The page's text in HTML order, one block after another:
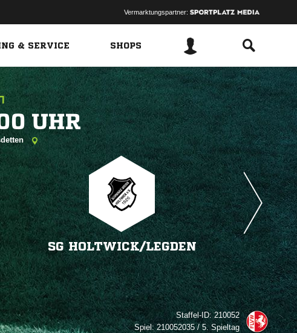
Vermarktungspartner:
& SERVICE SHOPS

SG HOLTWICK/​LEGDEN
Staffel-ID:210052
Spiel:210052035 / 5. Spieltag